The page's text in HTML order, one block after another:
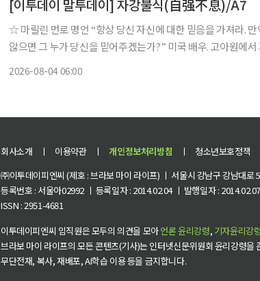
[이투데이 말투데이] 자강불식(自强不息)/A7
☆ 마릴린 먼로 명언 “항상 당신 자신에 대한 믿음을 가져라. 만약 당신이 당신 스스로를 믿지
않으면 그 누가 당신을 믿어주겠는가?” 미국 배우. 고아원에서 자라기도 한 그녀는 어린 시절
2026-08-04 06:00
회사소개 ㅣ 이용약관 ㅣ 개인정보처리방침 ㅣ 청소년보호정책
㈜이투데이피엔씨 (제호 : 브라보 마이 라이프) ㅣ 서울시 강남구 강남대
등록번호 : 서울아02992 ㅣ 등록일자 : 2014.02.04 ㅣ 발행일자 :
ISSN : 2951-4681
이투데이피엔씨 임직원은 모두의 의견을 모아언론 윤리강령, 기자윤리강
브라보 마이 라이프의 모든 콘텐츠(기사)는 인터넷신문위원회 윤리강령을
무단전재, 복사, 재배포, AI학습 이용 등을 금지합니다.